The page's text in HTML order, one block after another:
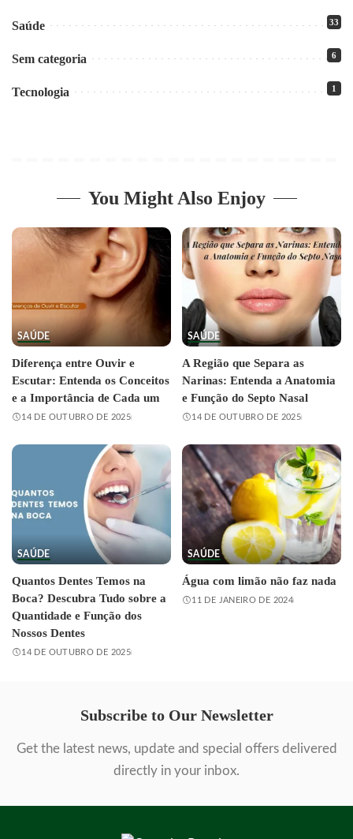
Saúde 33
Sem categoria 6
Tecnologia 1
You Might Also Enjoy
SAÚDE
Diferença entre Ouvir e
Escutar: Entenda os Conceitos
e a Importância de Cada um
14 DE OUTUBRO DE 2025
SAÚDE
A Região que Separa as
Narinas: Entenda a Anatomia
e Função do Septo Nasal
14 DE OUTUBRO DE 2025
SAÚDE
Quantos Dentes Temos na
Boca? Descubra Tudo sobre a
Quantidade e Função dos
Nossos Dentes
14 DE OUTUBRO DE 2025
SAÚDE
Água com limão não faz nada
11 DE JANEIRO DE 2024
Subscribe to Our Newsletter
Get the latest news, update and special offers delivered
directly in your inbox.